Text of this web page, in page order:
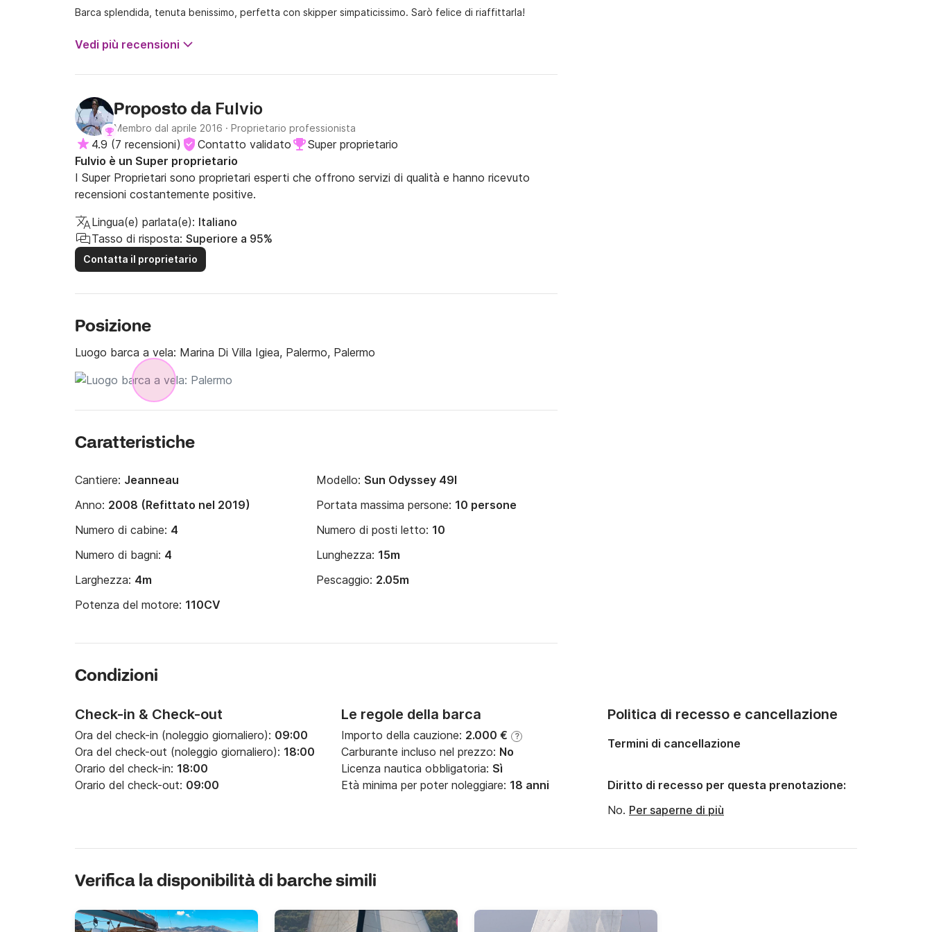
Barca splendida, tenuta benissimo, perfetta con skipper simpaticissimo. Sarò felice di riaffittarla!
Vedi più recensioni
Proposto da Fulvio
Membro dal aprile 2016 · Proprietario professionista
4.9 (7 recensioni) Contatto validato
Super proprietario
Fulvio è un Super proprietario
I Super Proprietari sono proprietari esperti che offrono servizi di qualità e hanno ricevuto
recensioni costantemente positive.
Lingua(e) parlata(e): Italiano
Tasso di risposta: Superiore a 95%
Contatta il proprietario
Posizione
Luogo barca a vela: Marina Di Villa Igiea, Palermo, Palermo
Caratteristiche
Cantiere: Jeanneau Modello: Sun Odyssey 49I
Anno: 2008 (Refittato nel 2019) Portata massima persone: 10 persone
Numero di cabine: 4 Numero di posti letto: 10
Numero di bagni: 4 Lunghezza: 15m
Larghezza: 4m Pescaggio: 2.05m
Potenza del motore: 110CV
Condizioni
Check-in & Check-out
Ora del check-in (noleggio giornaliero): 09:00
Ora del check-out (noleggio giornaliero): 18:00
Orario del check-in: 18:00
Orario del check-out: 09:00
Le regole della barca
Importo della cauzione: 2.000 € ?
Carburante incluso nel prezzo: No
Licenza nautica obbligatoria: Sì
Età minima per poter noleggiare: 18 anni
Politica di recesso e cancellazione
Termini di cancellazione
Diritto di recesso per questa prenotazione:
No. Per saperne di più
Verifica la disponibilità di barche simili